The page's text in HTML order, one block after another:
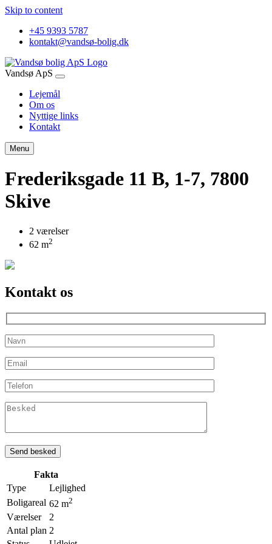
Skip to content
+45 9393 5787
kontakt@vandsø-bolig.dk
Vandsø ApS
Lejemål
Om os
Nyttige links
Kontakt
Menu
Frederiksgade 11 B, 1-7, 7800
Skive
2 værelser
62 m2
Kontakt os
Fakta
Type
Lejlighed
Boligareal 62 m2
Værelser
2
Antal plan 2